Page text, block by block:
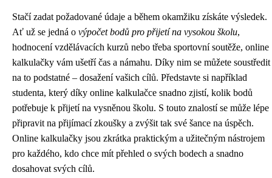
Stačí zadat požadované údaje a během okamžiku získáte výsledek.
Ať už se jedná o výpočet bodů pro přijetí na vysokou školu,
hodnocení vzdělávacích kurzů nebo třeba sportovní soutěže, online
kalkulačky vám ušetří čas a námahu. Díky nim se můžete soustředit
na to podstatné – dosažení vašich cílů. Představte si například
studenta, který díky online kalkulačce snadno zjistí, kolik bodů
potřebuje k přijetí na vysněnou školu. S touto znalostí se může lépe
připravit na přijímací zkoušky a zvýšit tak své šance na úspěch.
Online kalkulačky jsou zkrátka praktickým a užitečným nástrojem
pro každého, kdo chce mít přehled o svých bodech a snadno
dosahovat svých cílů.